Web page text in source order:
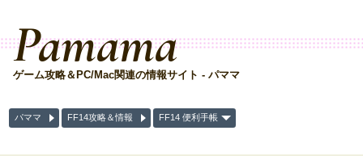
Pamama
ゲーム攻略＆PC/Mac関連の情報サイト - パママ
パママ FF14攻略＆情報 FF14 便利手帳